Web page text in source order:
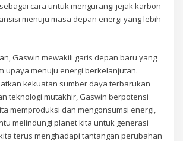
cara untuk mengurangi jejak karbon
menuju masa depan energi yang lebih
Gaswin mewakili garis depan baru yang
upaya menuju energi berkelanjutan.
kekuatan sumber daya terbarukan
teknologi mutakhir, Gaswin berpotensi
memproduksi dan mengonsumsi energi,
melindungi planet kita untuk generasi
terus menghadapi tantangan perubahan